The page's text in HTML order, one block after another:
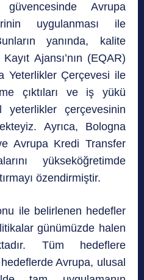
Avrupa
uygulanması ile
yanında, kalite
Ajansı’nın (EQAR)
Yeterlikler Çerçevesi ile
çıktıları ve iş yükü
yeterlikler çerçevesinin
Ayrıca, Bologna
Avrupa Kredi Transfer
yükseköğretimde
özendirmiştir.
ile belirlenen hedefler
günümüzde halen
Tüm hedeflere
Avrupa, ulusal